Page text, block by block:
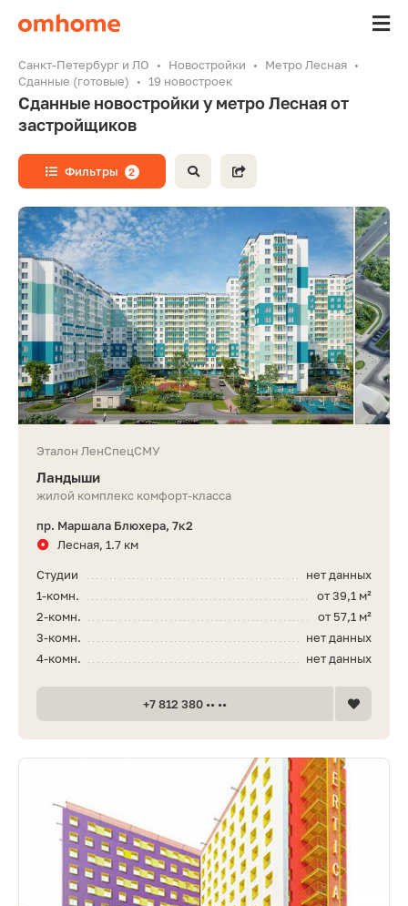
Санкт-Петербург и ЛО Новостройки
Метро Лесная
Сданные (готовые)
19 новостроек
Сданные новостройки у метро Лесная от
застройщиков
Фильтры 2
Эталон ЛенСпецСМУ
Ландыши
жилой комплекс комфорт-класса
пр. Маршала Блюхера, 7к2
Лесная, 1.7 км
нет данных
Студии
от 39,1 м²
1-комн.
от 57,1 м²
2-комн.
нет данных
3-комн.
нет данных
4-комн.
+7 812 380 •• ••